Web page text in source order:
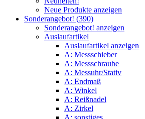
Neue Produkte anzeigen
Sonderangebot! (390)
Sonderangebot! anzeigen
Auslaufartikel
Auslaufartikel anzeigen
A: Messschieber
A: Messschraube
A: Messuhr/Stativ
A: Endmaß
A: Winkel
A: Reißnadel
A: Zirkel
A: sonstiges